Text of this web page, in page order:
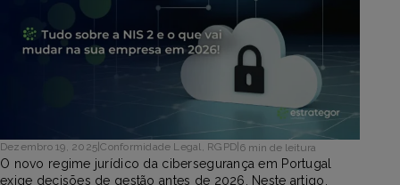
Dezembro 19, 2025 |Conformidade Legal RGPD 6 min de leitura
O novo regime jurídico da cibersegurança em Portugal
exige decisões de gestão antes de 2026. Neste artigo,